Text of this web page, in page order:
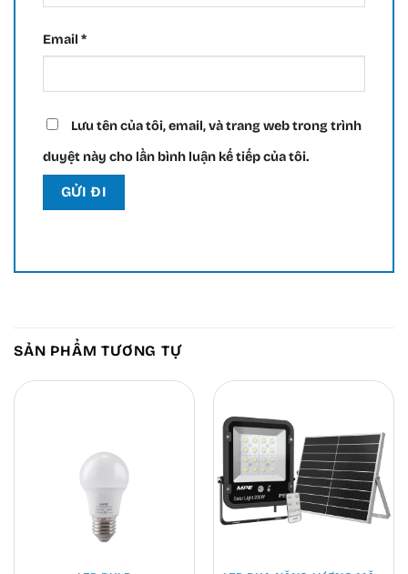
Email *
Lưu tên của tôi, email, và trang web trong trình
duyệt này cho lần bình luận kế tiếp của tôi.
SẢN PHẨM TƯƠNG TỰ